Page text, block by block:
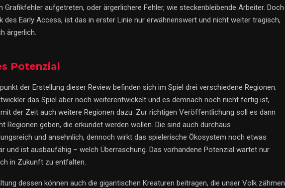
Grafikfehler aufgetreten, oder ärgerlichere Fehler, wie steckenbleibende Arbeiter. Doch
des Early Access, ist das in erster Linie nur erwähnenswert und nicht weiter tragisch,
ärgerlich.
Potenzial
der Erstellung dieser Review befinden sich im Spiel drei verschiedene Regionen.
das Spiel aber noch weiterentwickelt und es demnach noch nicht fertig ist,
der Zeit auch weitere Regionen dazu. Zur richtigen Veröffentlichung soll es dann
Regionen geben, die erkundet werden wollen. Die sind auch durchaus
und ansehnlich, dennoch wirkt das spielerische Ökosystem noch etwas
und ist ausbaufähig – welch Überraschung. Das vorhandene Potenzial wartet nur
in Zukunft zu entfalten.
dessen können auch die gigantischen Kreaturen beitragen, die unser Volk zähmen